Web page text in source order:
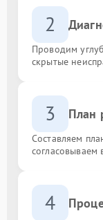
2
Проводим
скрытые
3 План
Составляем
согласовываем
4